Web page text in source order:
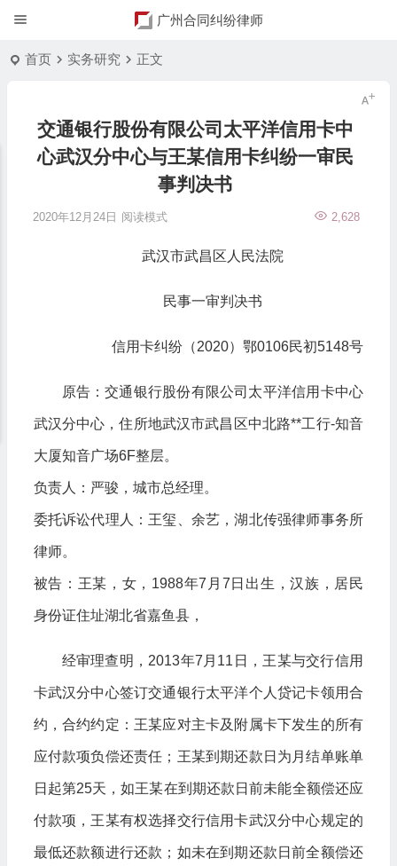
广州合同纠纷律师
首页 实务研究 正文
交通银行股份有限公司太平洋信用卡中
心武汉分中心与王某信用卡纠纷一审民
事判决书
2020年12月24日 2,628
阅读模式
武汉市武昌区人民法院
民事一审判决书
信用卡纠纷（2020）鄂0106民初5148号
原告：交通银行股份有限公司太平洋信用卡中心
武汉分中心，住所地武汉市武昌区中北路**工行-知音
大厦知音广场6F整层。
负责人：严骏，城市总经理。
委托诉讼代理人：王玺、余艺，湖北传强律师事务所
律师。
被告：王某，女，1988年7月7日出生，汉族，居民
身份证住址湖北省嘉鱼县，
经审理查明，2013年7月11日，王某与交行信用
卡武汉分中心签订交通银行太平洋个人贷记卡领用合
约，合约约定：王某应对主卡及附属卡下发生的所有
应付款项负偿还责任；王某到期还款日为月结单账单
日起第25天，如王某在到期还款日前未能全额偿还应
付款项，王某有权选择交行信用卡武汉分中心规定的
最低还款额进行还款；如未在到期还款日前全额偿还